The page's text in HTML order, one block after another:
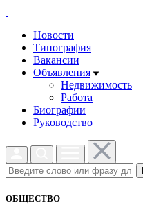
Новости
Типография
Вакансии
Объявления
Недвижимость
Работа
Биографии
Руководство
ОБЩЕСТВО